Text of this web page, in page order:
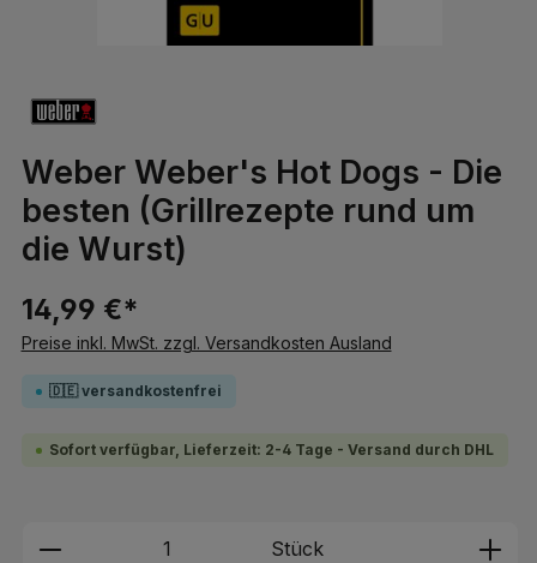
Weber Weber's Hot Dogs - Die
besten (Grillrezepte rund um
die Wurst)
14,99 €*
Preise inkl. MwSt. zzgl. Versandkosten Ausland
🇩🇪 versandkostenfrei
Sofort verfügbar, Lieferzeit: 2-4 Tage - Versand durch DHL
Produkt Anzahl: Gib den
Stück